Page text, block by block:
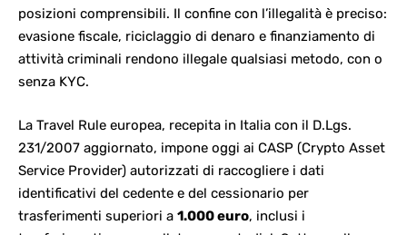
posizioni comprensibili. Il confine con l’illegalità è preciso:
evasione fiscale, riciclaggio di denaro e finanziamento di
attività criminali rendono illegale qualsiasi metodo, con o
senza KYC.
La Travel Rule europea, recepita in Italia con il D.Lgs.
231/2007 aggiornato, impone oggi ai CASP (Crypto Asset
Service Provider) autorizzati di raccogliere i dati
identificativi del cedente e del cessionario per
trasferimenti superiori a 1.000 euro, inclusi i